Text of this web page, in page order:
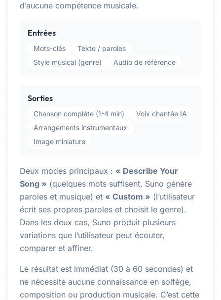
d’aucune compétence musicale.
Entrées
Mots-clés
Texte / paroles
Style musical (genre)
Audio de référence
Sorties
Chanson complète (1-4 min)
Voix chantée IA
Arrangements instrumentaux
Image miniature
Deux modes principaux : « Describe Your
Song » (quelques mots suffisent, Suno génère
paroles et musique) et « Custom » (l’utilisateur
écrit ses propres paroles et choisit le genre).
Dans les deux cas, Suno produit plusieurs
variations que l’utilisateur peut écouter,
comparer et affiner.
Le résultat est immédiat (30 à 60 secondes) et
ne nécessite aucune connaissance en solfège,
composition ou production musicale. C’est cette